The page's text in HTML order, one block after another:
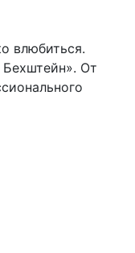
влюбиться.
От